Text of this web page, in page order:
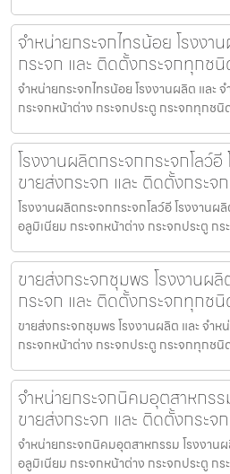
จำหน่ายกระจกไทรน้อย โรงงา
กระจก และ ติดตั้งกระจกทุกช
จำหน่ายกระจกไทรน้อย โรงงานผลิต และ
กระจกหน้าต่าง กระจกประตู กระจกทุกชนิ
โรงงานผลิตกระจกกระจกโลว์
ขายส่งกระจก และ ติดตั้งกระ
โรงงานผลิตกระจกกระจกโลว์อี โรงงานผ
อลูมิเนียม กระจกหน้าต่าง กระจกประตู ก
ขายส่งกระจกชุมพร โรงงานผ
กระจก และ ติดตั้งกระจกทุกช
ขายส่งกระจกชุมพร โรงงานผลิต และ จำห
กระจกหน้าต่าง กระจกประตู กระจกทุกชนิ
จำหน่ายกระจกนิคมอุตสาหกร
ขายส่งกระจก และ ติดตั้งกระ
จำหน่ายกระจกนิคมอุตสาหกรรม โรงงาน
อลูมิเนียม กระจกหน้าต่าง กระจกประตู ก